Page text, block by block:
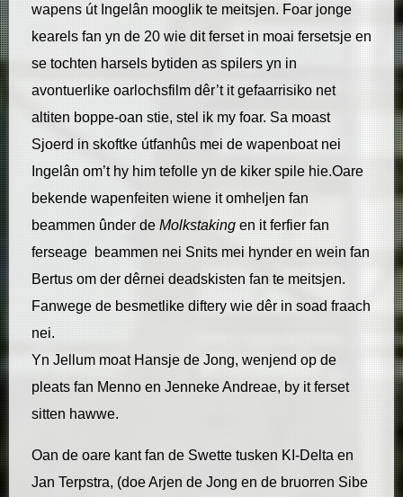
wapens út Ingelân mooglik te meitsjen. Foar jonge
kearels fan yn de 20 wie dit ferset in moai fersetsje en
se tochten harsels bytiden as spilers yn in
avontuerlike oarlochsfilm dêr’t it gefaarrisiko net
altiten boppe-oan stie, stel ik my foar. Sa moast
Sjoerd in skoftke útfanhûs mei de wapenboat nei
Ingelân om’t hy him tefolle yn de kiker spile hie.Oare
bekende wapenfeiten wiene it omheljen fan
beammen ûnder de Molkstaking en it ferfier fan
ferseage beammen nei Snits mei hynder en wein fan
Bertus om der dêrnei deadskisten fan te meitsjen.
Fanwege de besmetlike diftery wie dêr in soad fraach
nei.
Yn Jellum moat Hansje de Jong, wenjend op de
pleats fan Menno en Jenneke Andreae, by it ferset
sitten hawwe.
Oan de oare kant fan de Swette tusken KI-Delta en
Jan Terpstra, (doe Arjen de Jong en de bruorren Sibe